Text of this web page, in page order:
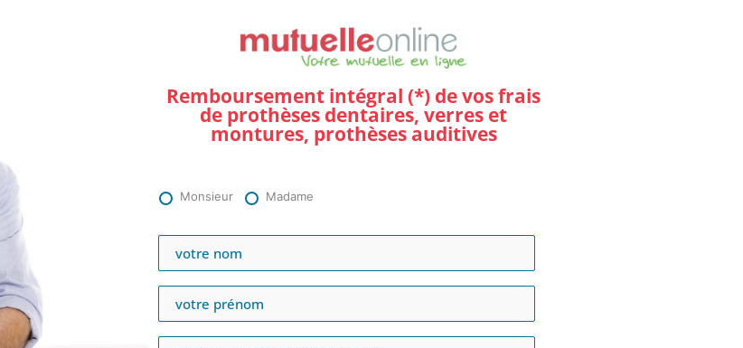
Remboursement intégral (*) de vos frais
de prothèses dentaires, verres et
montures, prothèses auditives
Monsieur Madame